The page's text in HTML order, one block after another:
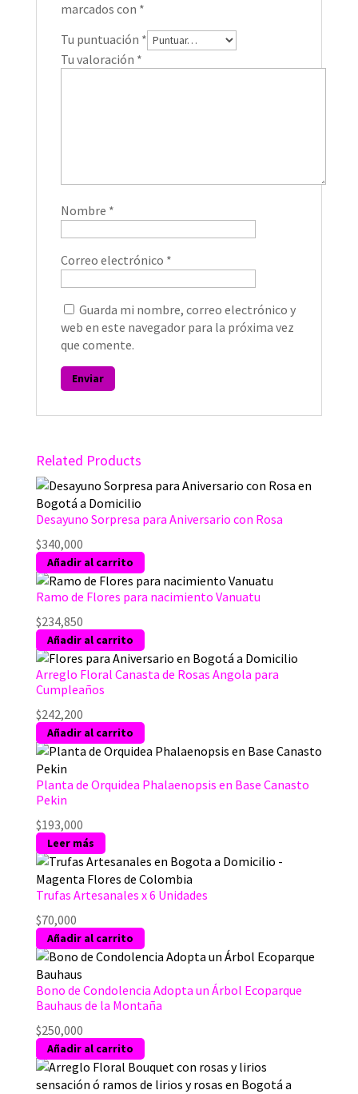
marcados con *
Tu puntuación *
Tu valoración *
Nombre *
Correo electrónico *
Guarda mi nombre, correo electrónico y
web en este navegador para la próxima vez
que comente.
Related Products
Desayuno Sorpresa para Aniversario con Rosa
$340,000
Añadir al carrito
Ramo de Flores para nacimiento Vanuatu
$234,850
Añadir al carrito
Arreglo Floral Canasta de Rosas Angola para
Cumpleaños
$242,200
Añadir al carrito
Planta de Orquidea Phalaenopsis en Base Canasto
Pekin
$193,000
Leer más
Trufas Artesanales x 6 Unidades
$70,000
Añadir al carrito
Bono de Condolencia Adopta un Árbol Ecoparque
Bauhaus de la Montaña
$250,000
Añadir al carrito